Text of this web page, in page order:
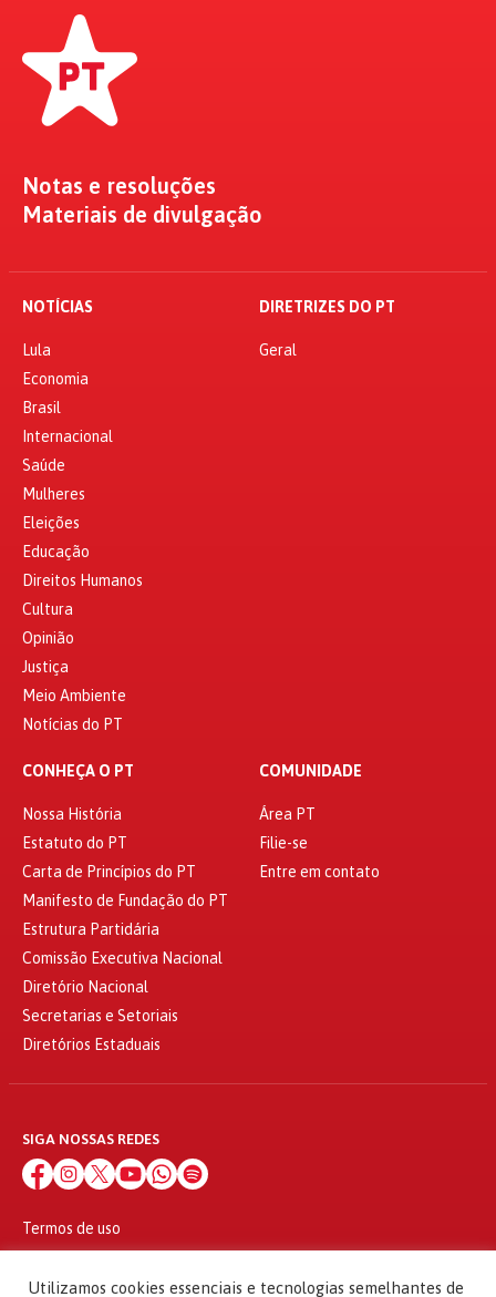
Notas e resoluções
Materiais de divulgação
NOTÍCIAS
Lula
Economia
Brasil
Internacional
Saúde
Mulheres
Eleições
Educação
Direitos Humanos
Cultura
Opinião
Justiça
Meio Ambiente
Notícias do PT
DIRETRIZES DO PT
Geral
CONHEÇA O PT
Nossa História
Estatuto do PT
Carta de Princípios do PT
Manifesto de Fundação do PT
Estrutura Partidária
Comissão Executiva Nacional
Diretório Nacional
Secretarias e Setoriais
Diretórios Estaduais
COMUNIDADE
Área PT
Filie-se
Entre em contato
SIGA NOSSAS REDES
Termos de uso
© 2010 - 2026
Utilizamos cookies essenciais e tecnologias semelhantes de